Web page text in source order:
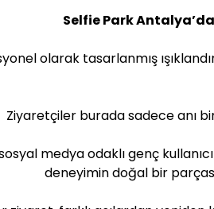
Selfie Park Antalya’da
olarak tasarlanmış
Ziyaretçiler burada sadece anı
medya odaklı genç
deneyimin doğal bir